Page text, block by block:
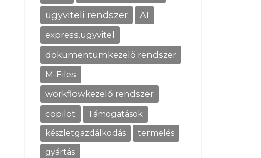
ügyviteli rendszer
AI
express.ügyvitel
dokumentumkezelő rendszer
M-Files
workflowkezelő rendszer
copilot
Támogatások
készletgazdálkodás
termelés
gyártás